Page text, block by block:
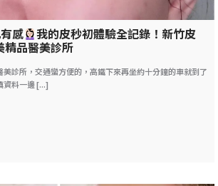
感 我的皮秒初體驗全記錄！新竹皮
品醫美診所
診所，交通蠻方便的，高鐵下來再坐約十分鐘的車就到了
資料一邊 [...]